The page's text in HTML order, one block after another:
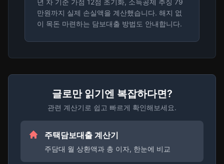
년 차 기준 가점 12점 초기화, 소득공제 추징 79
만원까지 실제 손실액을 계산했습니다. 해지 없
이 목돈 마련하는 담보대출 방법도 안내합니다.
글로만 읽기엔 복잡하다면?
관련 계산기로 쉽고 빠르게 확인해보세요.
주택담보대출 계산기
주담대 월 상환액과 총 이자, 한눈에 비교